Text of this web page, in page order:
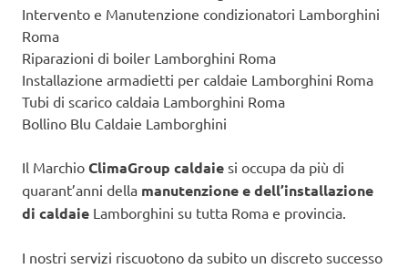
Intervento e Manutenzione condizionatori Lamborghini
Roma
Riparazioni di boiler Lamborghini Roma
Installazione armadietti per caldaie Lamborghini Roma
Tubi di scarico caldaia Lamborghini Roma
Bollino Blu Caldaie Lamborghini
Il Marchio ClimaGroup caldaie si occupa da più di
quarant’anni della manutenzione e dell’installazione
di caldaie Lamborghini su tutta Roma e provincia.
I nostri servizi riscuotono da subito un discreto successo